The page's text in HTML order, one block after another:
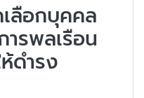
ลือกบุคคล
ารพลเรือน
ดำรง